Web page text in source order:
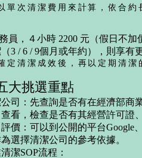
單次清潔費用來計算，依合
員，４小時 2200 元（假日不加
3 / 6 / 9個月或年約），則享有
定清潔成效後，再以定期清潔
大挑選重點
司： 先查詢是否有在經濟部商
看，檢查是否有其經營許可證
價： 可以到公開的平台Google
選擇清潔公司的參考依據。
潔SOP流程：